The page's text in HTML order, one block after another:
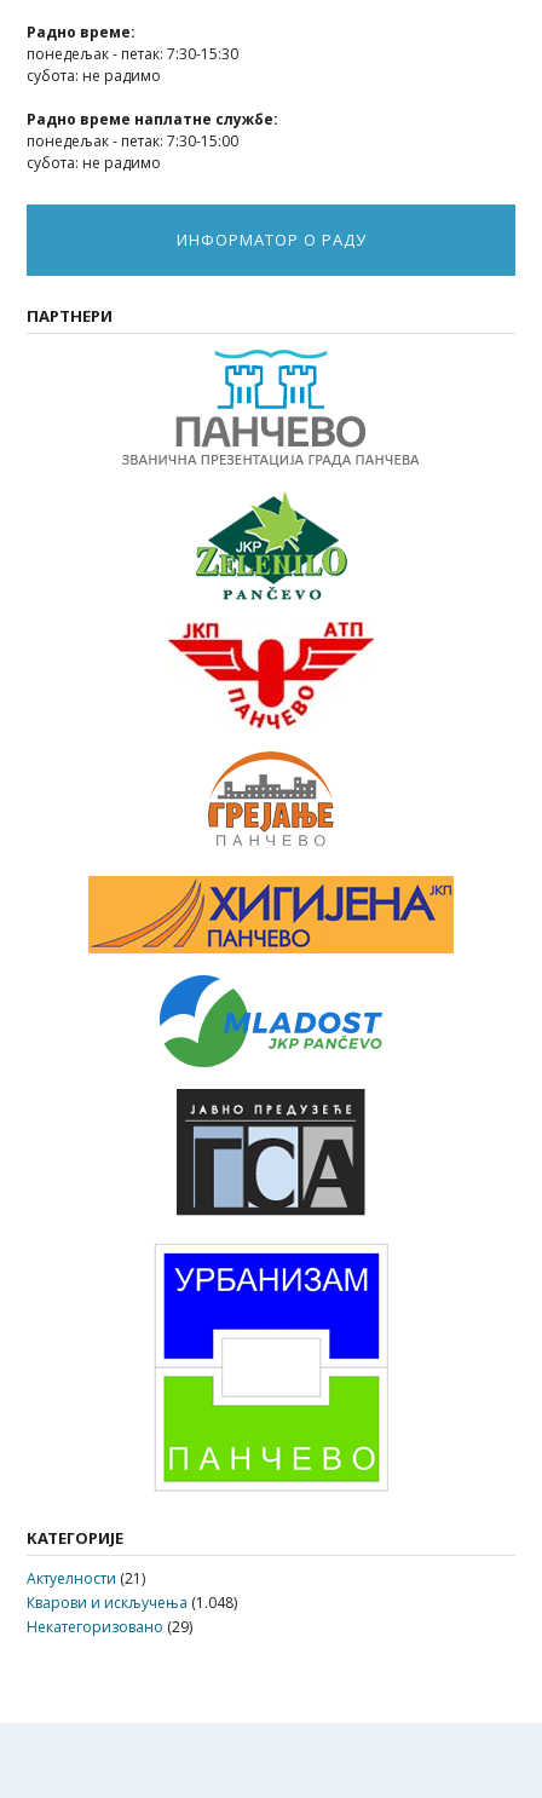
Радно време:
понедељак - петак: 7:30-15:30
субота: не радимо
Радно време наплатне службе:
понедељак - петак: 7:30-15:00
субота: не радимо
ИНФОРМАТОР О РАДУ
ПАРТНЕРИ
КАТЕГОРИЈЕ
Актуелности (21)
Кварови и искључења (1.048)
Некатегоризовано (29)